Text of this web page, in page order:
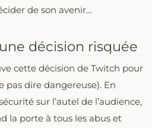
de son avenir…
décision risquée
cette décision de Twitch pour
pas dire dangereuse). En
sur l’autel de l’audience,
la porte à tous les abus et